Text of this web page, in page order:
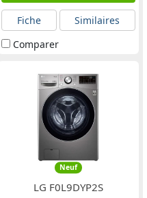
Fiche
Similaires
Comparer
Neuf
LG F0L9DYP2S